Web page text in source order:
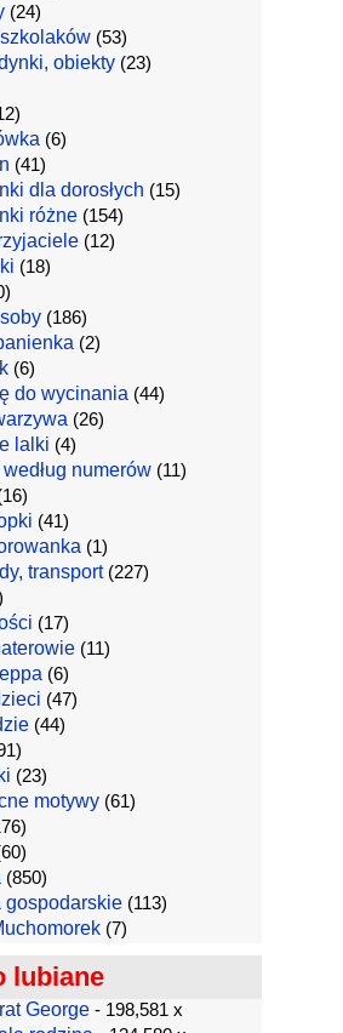
(24)
(53)
obiekty(23)
(6)
(41)
dla dorosłych (15)
różne(154)
(12)
(18)
(186)
(2)
(6)
do wycinania (44)
(26)
lalki (4)
numerów(11)
(41)
(1)
transport(227)
(17)
(11)
(6)
(47)
(44)
(23)
motywy(61)
(850)
gospodarskie(113)
(7)
lubiane
George- 198,581 x